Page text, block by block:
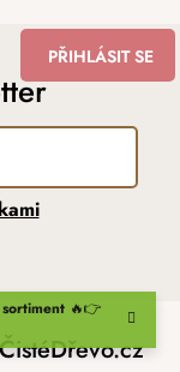
🔥👉
PŘIHLÁSIT SE